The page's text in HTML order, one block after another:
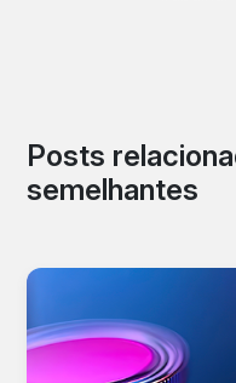
Posts
semelhantes